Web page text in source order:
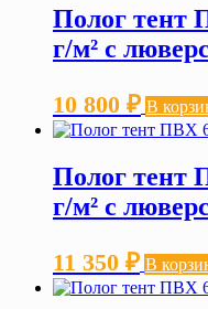
Полог тент
г/м² с
10 800 ₽ В
Полог тент
г/м² с
11 350 ₽ В